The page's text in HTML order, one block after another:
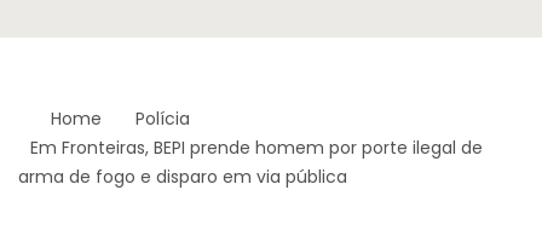
Home
Polícia
Em Fronteiras, BEPI prende homem por porte ilegal de
arma de fogo e disparo em via pública